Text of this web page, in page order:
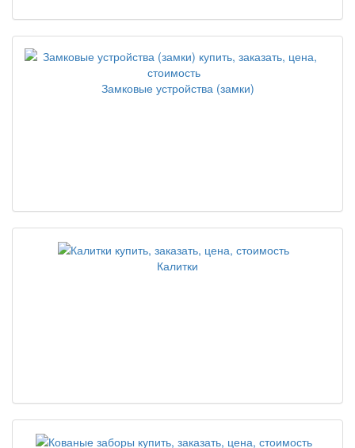
Замковые устройства (замки)
Калитки